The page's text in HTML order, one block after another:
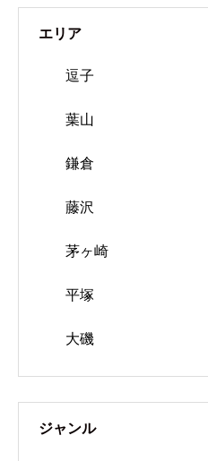
エリア
逗子
葉山
鎌倉
藤沢
茅ヶ崎
平塚
大磯
ジャンル